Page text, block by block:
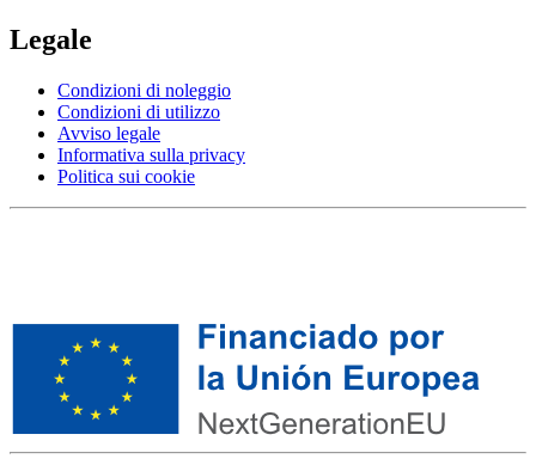
Legale
Condizioni di noleggio
Condizioni di utilizzo
Avviso legale
Informativa sulla privacy
Politica sui cookie